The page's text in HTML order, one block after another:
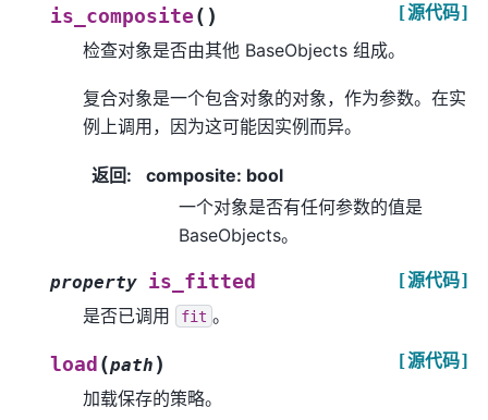
is_composite ( ) [源代码]
检查对象是否由其他 BaseObjects 组成。
复合对象是一个包含对象的对象，作为参数。在实
例上调用，因为这可能因实例而异。
返回:
composite: bool
一个对象是否有任何参数的值是
BaseObjects。
property is_fitted [源代码]
是否已调用 fit 。
load (path ) [源代码]
加载保存的策略。